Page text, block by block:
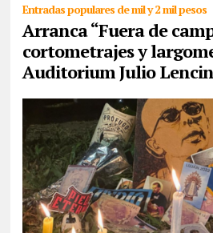
Entradas populares de mil y 2 mil pesos
Arranca “Fuera de
cortometrajes y
Auditorium Julio
08/06/2026
Alrededor de las 5 de la